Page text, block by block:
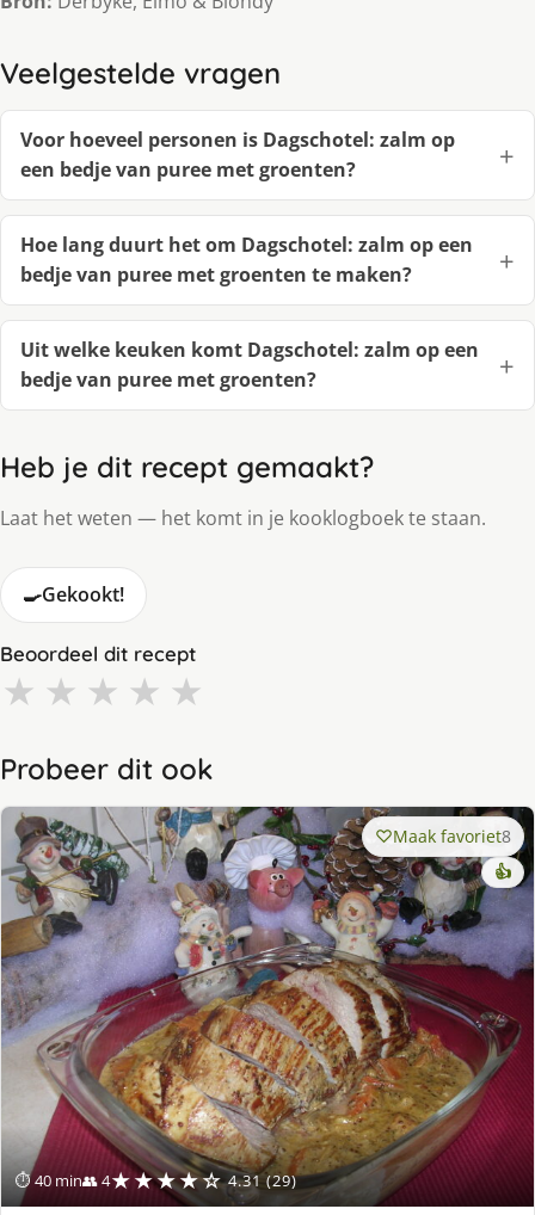
Veelgestelde vragen
Voor hoeveel personen is Dagschotel: zalm op
een bedje van puree met groenten?
Hoe lang duurt het om Dagschotel: zalm op een
bedje van puree met groenten te maken?
Uit welke keuken komt Dagschotel: zalm op een
bedje van puree met groenten?
Heb je dit recept gemaakt?
Laat het weten — het komt in je kooklogboek te staan.
🍳Gekookt!
Beoordeel dit recept
★ ★ ★ ★ ★
Probeer dit ook
⏱ 40 min👥 4★★★★☆ 4.31 (29)
Maak favoriet8
👍